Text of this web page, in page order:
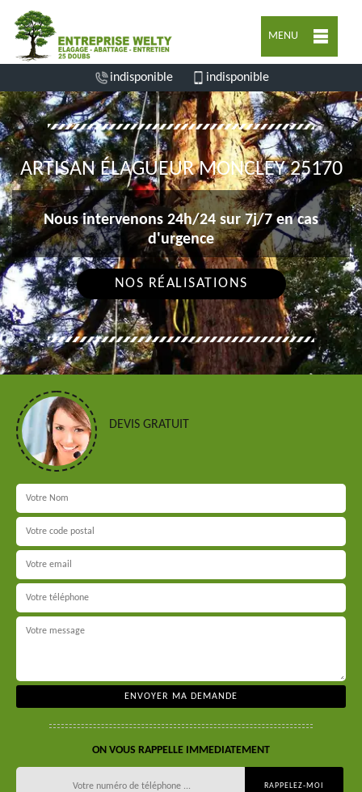
MENU
indisponible indisponible
ARTISAN ÉLAGUEUR MONCLEY 25170
Nous intervenons 24h/24 sur 7j/7 en cas
d'urgence
NOS RÉALISATIONS
DEVIS GRATUIT
ON VOUS RAPPELLE IMMEDIATEMENT